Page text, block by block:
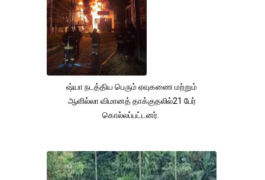
ஷ்யா நடத்திய பெரும் ஏவுகணை மற்றும்
ஆளில்லா விமானத் தாக்குதலில்21 பேர்
கொல்லப்பட்டனர்.